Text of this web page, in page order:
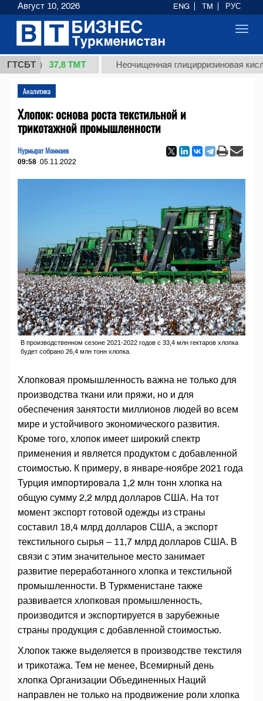
ГТСБТ
37,8 ТМТ Неочищенная глицирризиновая кислота
Аналитика
Хлопок: основа роста текстильной и
трикотажной промышленности
Нурмырат Моммаев
09:58 05.11.2022
В производственном сезоне 2021-2022 годов с 33,4 млн гектаров хлопка
будет собрано 26,4 млн тонн хлопка.
Хлопковая промышленность важна не только для
производства ткани или пряжи, но и для
обеспечения занятости миллионов людей во всем
мире и устойчивого экономического развития.
Кроме того, хлопок имеет широкий спектр
применения и является продуктом с добавленной
стоимостью. К примеру, в январе-ноябре 2021 года
Турция импортировала 1,2 млн тонн хлопка на
общую сумму 2,2 млрд долларов США. На тот
момент экспорт готовой одежды из страны
составил 18,4 млрд долларов США, а экспорт
текстильного сырья – 11,7 млрд долларов США. В
связи с этим значительное место занимает
развитие переработанного хлопка и текстильной
промышленности. В Туркменистане также
развивается хлопковая промышленность,
производится и экспортируется в зарубежные
страны продукция с добавленной стоимостью.
Хлопок также выделяется в производстве текстиля
и трикотажа. Тем не менее, Всемирный день
хлопка Организации Объединенных Наций
направлен не только на продвижение роли хлопка
Август 10, 2026 ENG TM РУС